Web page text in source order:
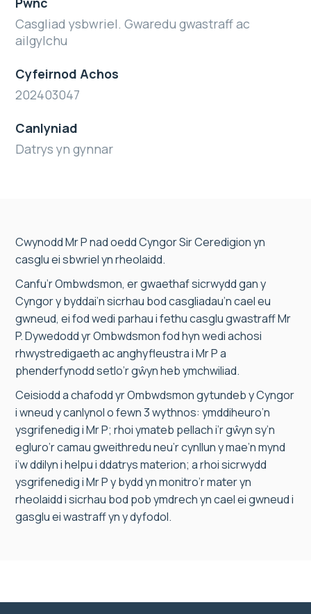
Casgliad ysbwriel. Gwaredu gwastraff ac
ailgylchu
Cyfeirnod Achos
202403047
Canlyniad
Datrys yn gynnar
Cwynodd Mr P nad oedd Cyngor Sir Ceredigion yn
casglu ei sbwriel yn rheolaidd.
Canfu’r Ombwdsmon, er gwaethaf sicrwydd gan y
Cyngor y byddai’n sicrhau bod casgliadau’n cael eu
gwneud, ei fod wedi parhau i fethu casglu gwastraff Mr
P. Dywedodd yr Ombwdsmon fod hyn wedi achosi
rhwystredigaeth ac anghyfleustra i Mr P a
phenderfynodd setlo’r gŵyn heb ymchwiliad.
Ceisiodd a chafodd yr Ombwdsmon gytundeb y Cyngor
i wneud y canlynol o fewn 3 wythnos: ymddiheuro’n
ysgrifenedig i Mr P; rhoi ymateb pellach i’r gŵyn sy’n
egluro’r camau gweithredu neu’r cynllun y mae’n mynd
i’w ddilyn i helpu i ddatrys materion; a rhoi sicrwydd
ysgrifenedig i Mr P y bydd yn monitro’r mater yn
rheolaidd i sicrhau bod pob ymdrech yn cael ei gwneud i
gasglu ei wastraff yn y dyfodol.